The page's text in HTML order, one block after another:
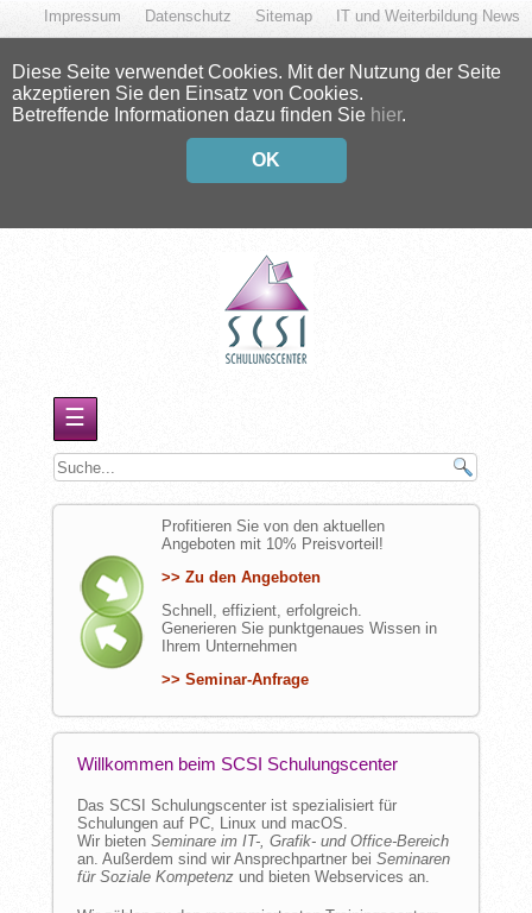
IT und Weiterbildung News
Sitemap
Datenschutz
Impressum
Diese Seite verwendet Cookies. Mit der Nutzung der Seite
akzeptieren Sie den Einsatz von Cookies.
Betreffende Informationen dazu finden Sie hier.
OK
☰
Profitieren Sie von den aktuellen
Angeboten mit 10% Preisvorteil!
>> Zu den Angeboten
Schnell, effizient, erfolgreich.
Generieren Sie punktgenaues Wissen in
Ihrem Unternehmen
>> Seminar-Anfrage
Willkommen beim SCSI Schulungscenter
Das SCSI Schulungscenter ist spezialisiert für
Schulungen auf PC, Linux und macOS.
Wir bieten Seminare im IT-, Grafik- und Office-Bereich
an. Außerdem sind wir Ansprechpartner bei Seminaren
für Soziale Kompetenzund bieten Webservices an.